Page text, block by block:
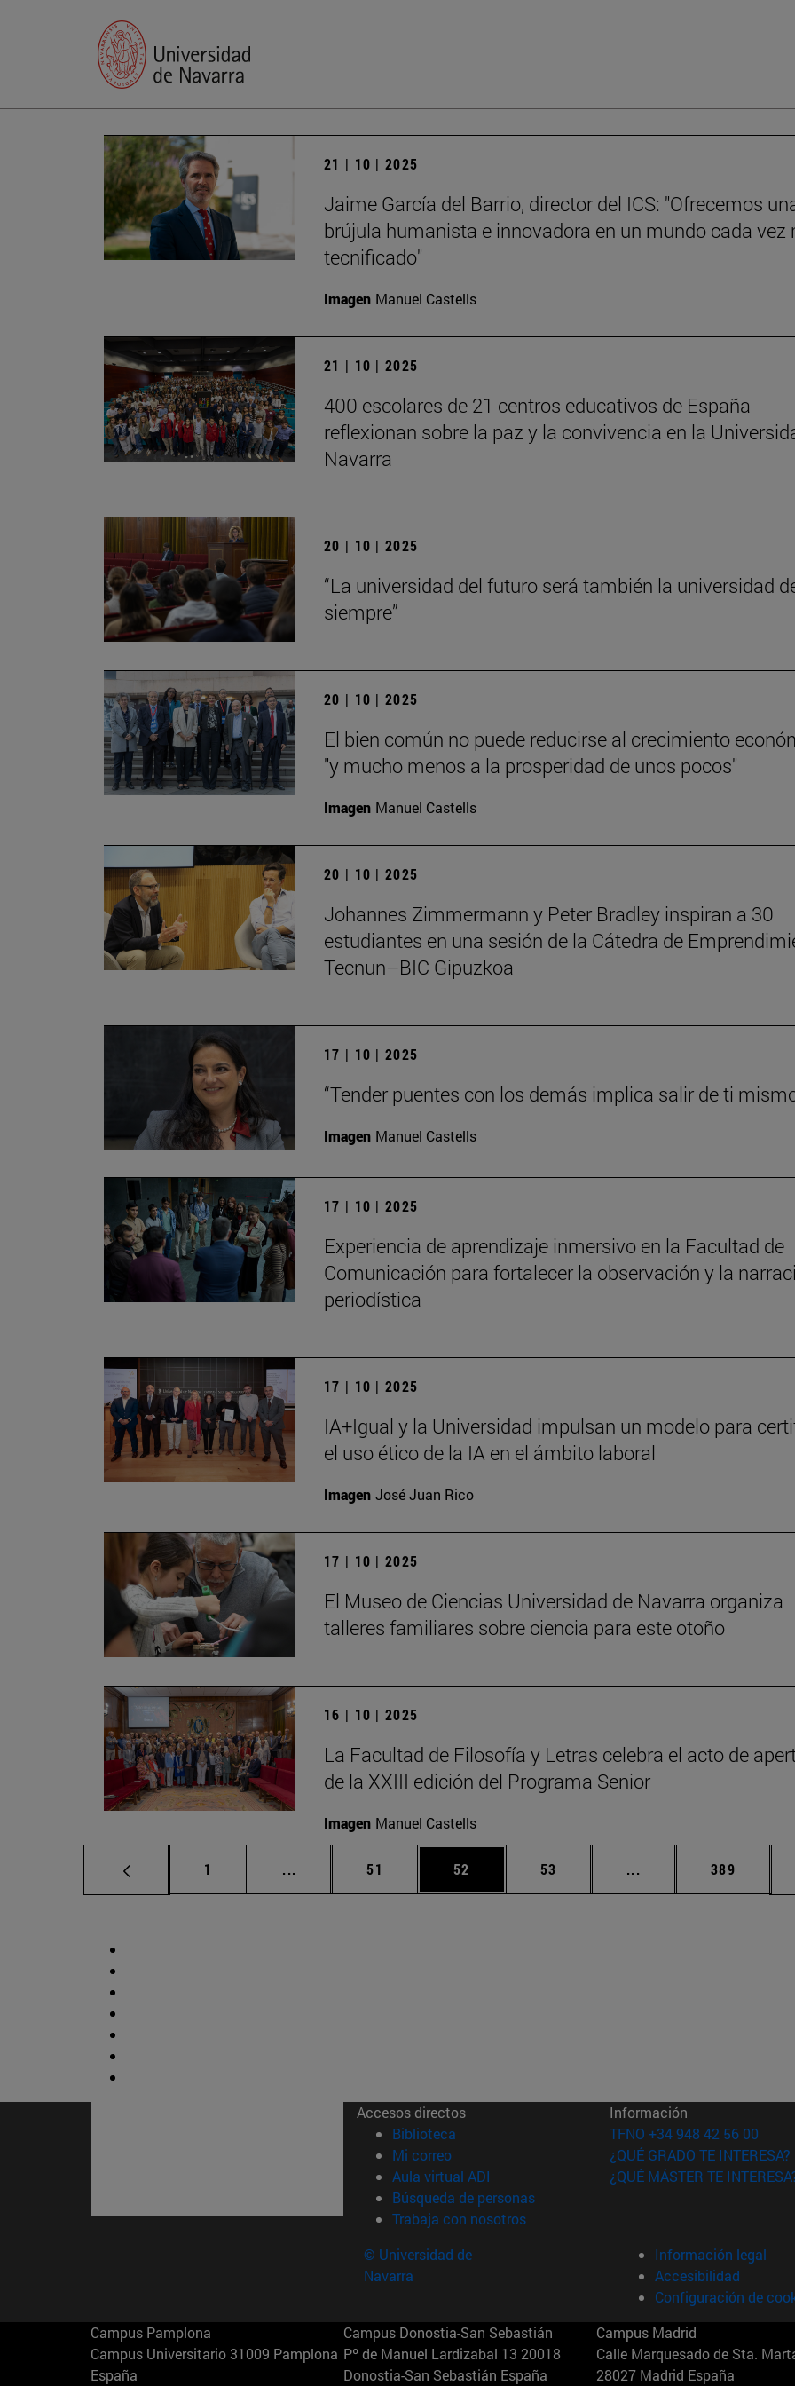
21 | 10 | 2025
Jaime García del Barrio, director del ICS: "Ofrecemos
brújula humanista e innovadora en un mundo cada vez
tecnificado"
Imagen Manuel Castells
21 | 10 | 2025
400 escolares de 21 centros educativos de España
reflexionan sobre la paz y la convivencia en la
Navarra
20 | 10 | 2025
“La universidad del futuro será también la universidad
siempre”
20 | 10 | 2025
El bien común no puede reducirse al crecimiento
"y mucho menos a la prosperidad de unos pocos"
Imagen Manuel Castells
20 | 10 | 2025
Johannes Zimmermann y Peter Bradley inspiran a 30
estudiantes en una sesión de la Cátedra de
Tecnun–BIC Gipuzkoa
17 | 10 | 2025
“Tender puentes con los demás implica salir de ti
Imagen Manuel Castells
17 | 10 | 2025
Experiencia de aprendizaje inmersivo en la Facultad de
Comunicación para fortalecer la observación y la
periodística
17 | 10 | 2025
IA+Igual y la Universidad impulsan un modelo para
el uso ético de la IA en el ámbito laboral
Imagen José Juan Rico
17 | 10 | 2025
El Museo de Ciencias Universidad de Navarra organiza
talleres familiares sobre ciencia para este otoño
16 | 10 | 2025
La Facultad de Filosofía y Letras celebra el acto de
de la XXIII edición del Programa Senior
Imagen Manuel Castells
Página
1 ... Páginas intermedias Use TAB para desplazarse.
Página
51 Página
52 Página
53 ... Páginas intermedias
Página
389
Accesos directos
Biblioteca (abre en nueva ventana)
Mi correo(abre en nueva ventana)
Aula virtual ADI (abre en nueva ventana)
Búsqueda de personas(abre en nueva ventana)
Trabaja con nosotros(abre en nueva ventana)
Información
TFNO +34 948 42 56 00
¿QUÉ GRADO TE INTERESA?
¿QUÉ MÁSTER TE
© Universidad de
Navarra
Información legal
Accesibilidad
Configuración de
Campus Pamplona
Campus Universitario 31009 Pamplona
España
Campus Donostia-San Sebastián
Pº de Manuel Lardizabal 13 20018
Donostia-San Sebastián España
Campus Madrid
Calle Marquesado de Sta.
28027 Madrid España